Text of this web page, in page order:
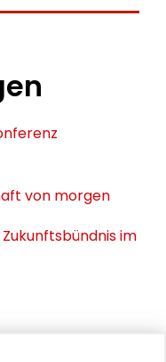
von morgen
im
Darmstadt